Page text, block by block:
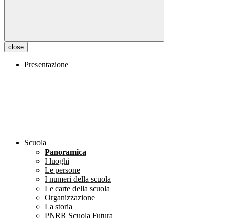
close
Presentazione
Scuola
Panoramica
I luoghi
Le persone
I numeri della scuola
Le carte della scuola
Organizzazione
La storia
PNRR Scuola Futura